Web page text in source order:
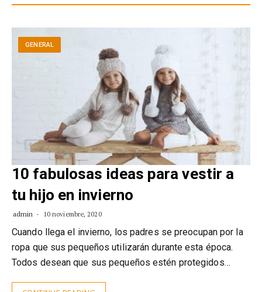
GENERAL
10 fabulosas ideas para vestir a
tu hijo en invierno
admin 10 noviembre, 2020
Cuando llega el invierno, los padres se preocupan por la
ropa que sus pequeños utilizarán durante esta época.
Todos desean que sus pequeños estén protegidos…